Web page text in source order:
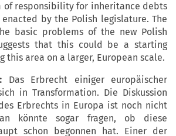
of responsibility for inheritance debts
by the Polish legislature. The
basic problems of the new Polish
that this could be a starting
this area on a larger, European scale.
Das Erbrecht einiger europäischer
in Transformation. Die Diskussion
Erbrechts in Europa ist noch nicht
könnte sogar fragen, ob diese
schon begonnen hat. Einer der